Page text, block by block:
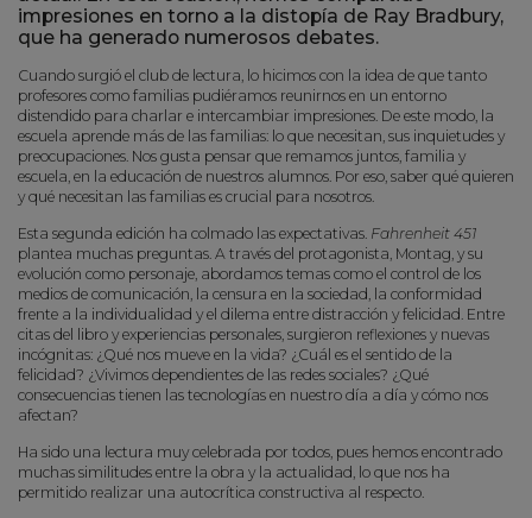
impresiones en torno a la distopía de Ray Bradbury,
que ha generado numerosos debates.
Cuando surgió el club de lectura, lo hicimos con la idea de que tanto
profesores como familias pudiéramos reunirnos en un entorno
distendido para charlar e intercambiar impresiones. De este modo, la
escuela aprende más de las familias: lo que necesitan, sus inquietudes y
preocupaciones. Nos gusta pensar que remamos juntos, familia y
escuela, en la educación de nuestros alumnos. Por eso, saber qué quieren
y qué necesitan las familias es crucial para nosotros.
Esta segunda edición ha colmado las expectativas. Fahrenheit 451
plantea muchas preguntas. A través del protagonista, Montag, y su
evolución como personaje, abordamos temas como el control de los
medios de comunicación, la censura en la sociedad, la conformidad
frente a la individualidad y el dilema entre distracción y felicidad. Entre
citas del libro y experiencias personales, surgieron reflexiones y nuevas
incógnitas: ¿Qué nos mueve en la vida? ¿Cuál es el sentido de la
felicidad? ¿Vivimos dependientes de las redes sociales? ¿Qué
consecuencias tienen las tecnologías en nuestro día a día y cómo nos
afectan?
Ha sido una lectura muy celebrada por todos, pues hemos encontrado
muchas similitudes entre la obra y la actualidad, lo que nos ha
permitido realizar una autocrítica constructiva al respecto.